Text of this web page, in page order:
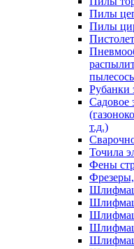
Пилы
Пилы
Рубанки
Садовое
т.д.)
Точила
Фены